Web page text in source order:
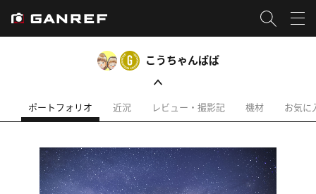
こうちゃんぱぱ
ポートフォリオ 近況 レビュー・撮影記 機材 お気に